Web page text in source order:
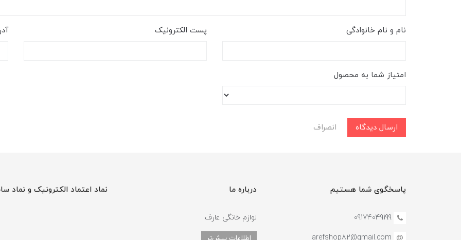
نام و نام خانوادگی پست الکترونیک
امتیاز شما به محصول
ارسال دیدگاه انصراف
پاسخگوی شما هستیم
09174049199
arefshop82@gmail.com
درباره ما
لوازم خانگی عارف
نماد اعتماد الکترونیک و نماد